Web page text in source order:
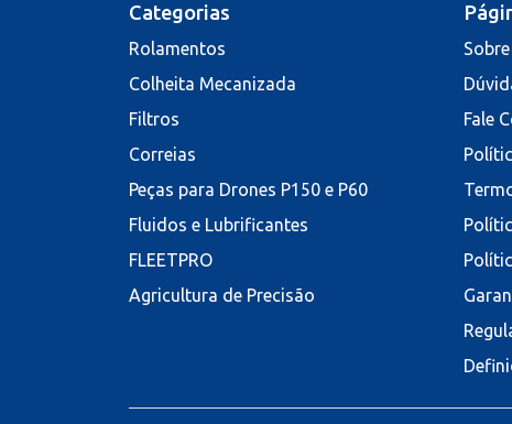
Categorias
Rolamentos
Colheita Mecanizada
Filtros
Correias
Peças para Drones P150 e P60
Fluidos e Lubrificantes
FLEETPRO
Agricultura de Precisão
Fale